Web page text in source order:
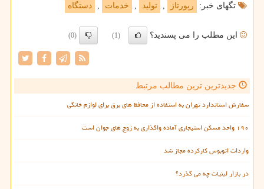
تگهای خبر: رپورتاژ تولید خدمات دستگاه
این مطلب را می پسندید؟ (1)
(0)
جدیدترین ترین مطالب مرتبط
سفارش استاندارد تهران به استفاده از محافظ های برق برای لوازم خانگی
۱۹۰ واحد مسکن استیجاری آماده واگذاری به زوج های جوان است
واردات اتوبوس کارکرده مجاز شد
در بازار لبنیات چه می گذرد؟